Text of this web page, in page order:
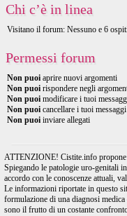
Chi c’è in linea
Visitano il forum: Nessuno e 6
Permessi forum
Non puoi aprire nuovi argomenti
Non puoi rispondere negli
Non puoi modificare i tuoi
Non puoi cancellare i tuoi messaggi
Non puoi inviare allegati
ATTENZIONE! Cistite.info
Spiegando le patologie uro-genitali
accordo con le conoscenze attuali,
Le informazioni riportate in questo
formulazione di una diagnosi
sono il frutto di un costante